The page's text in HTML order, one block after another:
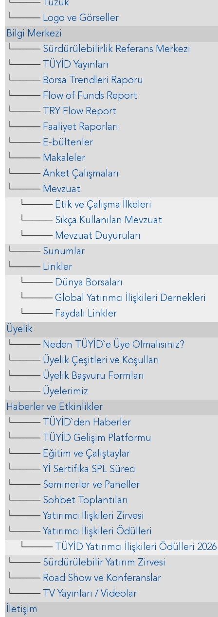
└──── Tüzük
└──── Logo ve Görseller
Bilgi Merkezi
└──── Sürdürülebilirlik Referans Merkezi
└──── TÜYİD Yayınları
└──── Borsa Trendleri Raporu
└──── Flow of Funds Report
└──── TRY Flow Report
└──── Faaliyet Raporları
└──── E-bültenler
└──── Makaleler
└──── Anket Çalışmaları
└──── Mevzuat
└──── Etik ve Çalışma İlkeleri
└──── Sıkça Kullanılan Mevzuat
└──── Mevzuat Duyuruları
└──── Sunumlar
└──── Linkler
└──── Dünya Borsaları
└──── Global Yatırımcı İlişkileri Dernekleri
└──── Faydalı Linkler
Üyelik
└──── Neden TÜYİD`e Üye Olmalısınız?
└──── Üyelik Çeşitleri ve Koşulları
└──── Üyelik Başvuru Formları
└──── Üyelerimiz
Haberler ve Etkinlikler
└──── TÜYİD`den Haberler
└──── TÜYİD Gelişim Platformu
└──── Eğitim ve Çalıştaylar
└──── Yİ Sertifika SPL Süreci
└──── Seminerler ve Paneller
└──── Sohbet Toplantıları
└──── Yatırımcı İlişkileri Zirvesi
└──── Yatırımcı İlişkileri Ödülleri
└──── TÜYİD Yatırımcı İlişkileri Ödülleri 2026
└──── Sürdürülebilir Yatırım Zirvesi
└──── Road Show ve Konferanslar
└──── TV Yayınları / Videolar
İletişim